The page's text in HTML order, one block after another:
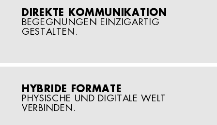
DIREKTE KOMMUNIKATION
BEGEGNUNGEN EINZIGARTIG
GESTALTEN.
HYBRIDE FORMATE
PHYSISCHE UND DIGITALE WELT
VERBINDEN.